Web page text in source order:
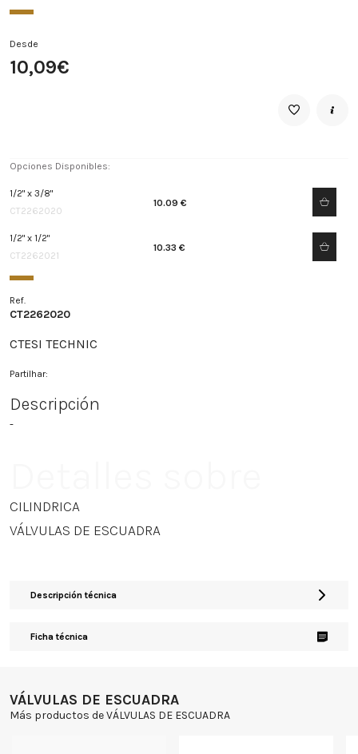
Desde
10,09€
Opciones Disponibles:
1/2" x 3/8"
CT2262020
10.09 €
1/2" x 1/2"
CT2262021
10.33 €
Ref.
CT2262020
CTESI TECHNIC
Partilhar:
Descripción
-
CILINDRICA
VÁLVULAS DE ESCUADRA
Descripción técnica
Ficha técnica
VÁLVULAS DE ESCUADRA
Más productos de VÁLVULAS DE ESCUADRA